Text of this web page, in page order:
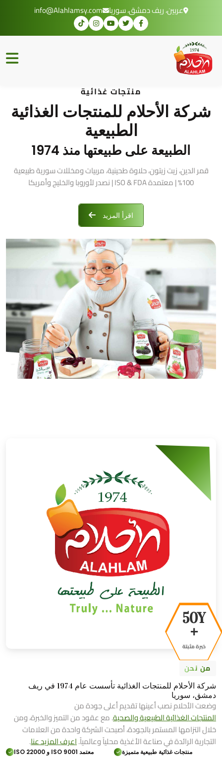
عربين، ريف دمشق، سوريا info@Alahlamsy.com
منتجات غذائية
شركة الأحلام للمنتجات الغذائية
الطبيعية
الطبيعة على طبيعتها منذ 1974
قمر الدين، زيت زيتون، حلاوة طحينية، مربيات ومخللات سورية طبيعية
100% | معتمدة ISO & FDA | نصدر لأوروبا والخليج وأمريكا
اقرأ المزيد
50Y
+
خبرة مثبتة
من نحن
شركة الأحلام للمنتجات الغذائية تأسست عام 1974 في ريف
دمشق، سوريا
وضعت الأحلام نصب أعينها تقديم أعلى جودة من
المنتجات الغذائية الطبيعية والصحية. مع عقود من التميز والخبرة، ومن
خلال التزامها المستمر بالجودة، أصبحت الشركة واحدة من العلامات
التجارية الرائدة في صناعة الأغذية محلياً وعالمياً.اعرف المزيد عنا.
منتجات غذائية طبيعية متميزة
معتمد ISO 9001 و ISO 22000